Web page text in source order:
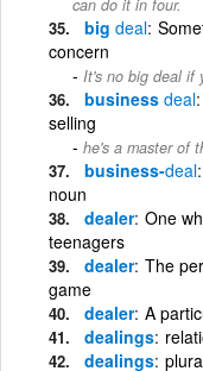
can do it in four.
big deal
concern
It's no big deal if
business deal
selling
he's a master of
business-deal
noun
dealer One
teenagers
dealer The
game
dealer A
dealings
dealings